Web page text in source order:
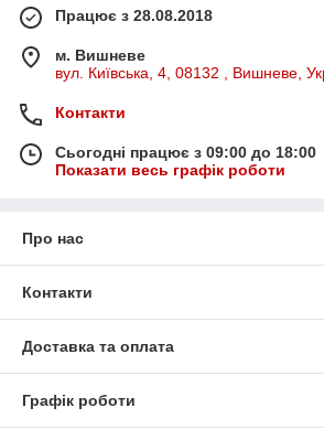
Працює з 28.08.2018
м. Вишневе
вул. Київська, 4, 08132 , Вишневе,
Контакти
Сьогодні працює з 09:00 до 18:00
Показати весь графік роботи
Про нас
Контакти
Доставка та оплата
Графік роботи